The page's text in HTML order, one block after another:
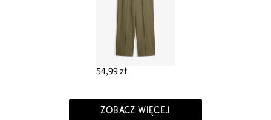
54,99 zł
ZOBACZ WIĘCEJ